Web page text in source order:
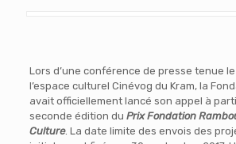
Lors d’une conférence de presse tenue le
l’espace culturel Cinévog du Kram, la
avait officiellement lancé son appel à
seconde édition du Prix Fondation
Culture. La date limite des envois des